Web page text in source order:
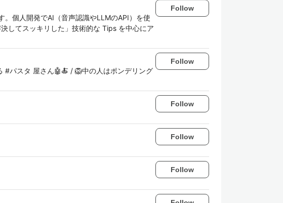
個人開発でAI（音声認識やLLMのAPI）を使
してスッキリした」技術的な Tips を中心にア
Follow
パスタ 屋さん🤖🍝 / 🦁中の人はポンデリング
Follow
Follow
Follow
Follow